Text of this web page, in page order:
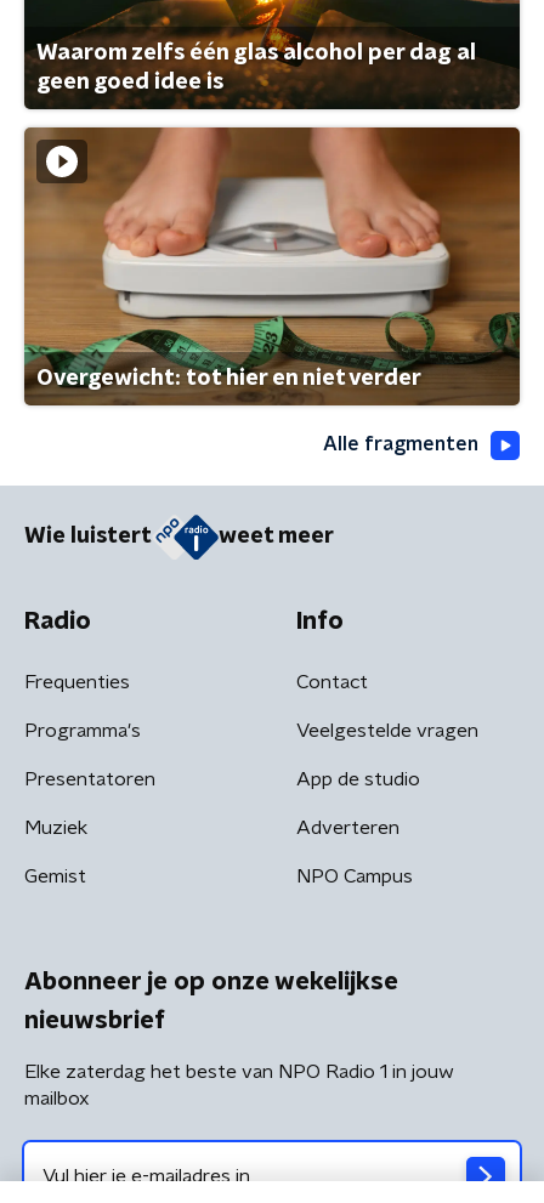
Waarom zelfs één glas alcohol per dag al
geen goed idee is
Overgewicht: tot hier en niet verder
Alle fragmenten
Wie luistert weet meer
Radio
Frequenties
Programma's
Presentatoren
Muziek
Gemist
Info
Contact
Veelgestelde vragen
App de studio
Adverteren
NPO Campus
Abonneer je op onze wekelijkse
nieuwsbrief
Elke zaterdag het beste van NPO Radio 1 in jouw
mailbox